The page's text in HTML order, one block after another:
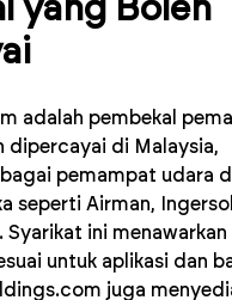
yang Boleh
adalah pembekal
dipercayai di Malaysia,
pemampat udara
seperti Airman,
Syarikat ini
untuk aplikasi dan
juga